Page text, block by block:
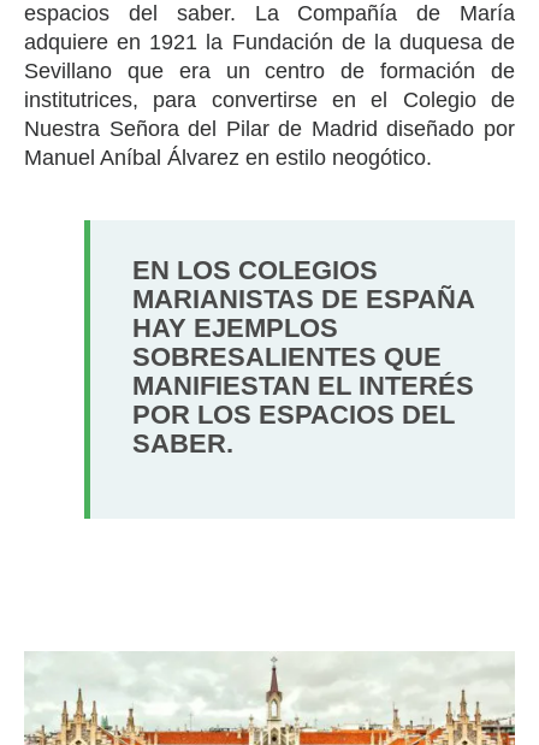
espacios del saber. La Compañía de María
adquiere en 1921 la Fundación de la duquesa de
Sevillano que era un centro de formación de
institutrices, para convertirse en el Colegio de
Nuestra Señora del Pilar de Madrid diseñado por
Manuel Aníbal Álvarez en estilo neogótico.
EN LOS COLEGIOS
MARIANISTAS DE ESPAÑA
HAY EJEMPLOS
SOBRESALIENTES QUE
MANIFIESTAN EL INTERÉS
POR LOS ESPACIOS DEL
SABER.